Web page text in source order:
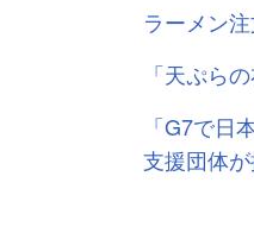
ラーメン
「天ぷら
「G7で
支援団体